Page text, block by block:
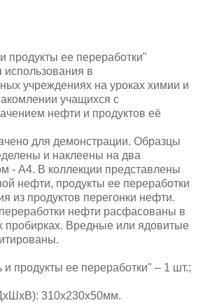
продукты ее переработки"
использования в
учреждениях на уроках химии и
учащихся с
нефти и продуктов её
для демонстрации. Образцы
и наклеены на два
- А4. В коллекции представлены
нефти, продукты ее переработки
из продуктов перегонки нефти.
нефти расфасованы в
пробирках. Вредные или ядовитые
продукты ее переработки" – 1 шт.;
310х230х50мм.